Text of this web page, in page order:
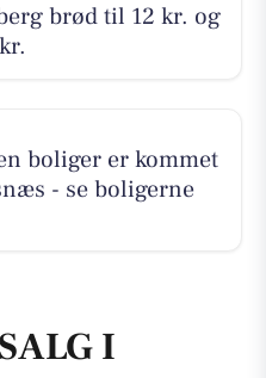
brød til 12 kr. og
boliger er kommet
- se boligerne
I